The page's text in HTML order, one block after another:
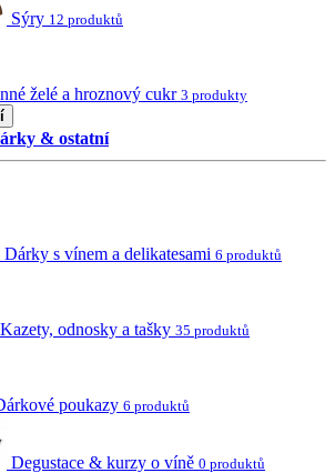
Sýry 12 produktů
želé a hroznový cukr 3 produkty
& ostatní
Dárky s vínem a delikatesami 6 produktů
Kazety, odnosky a tašky 35 produktů
poukazy 6 produktů
Degustace & kurzy o víně 0 produktů